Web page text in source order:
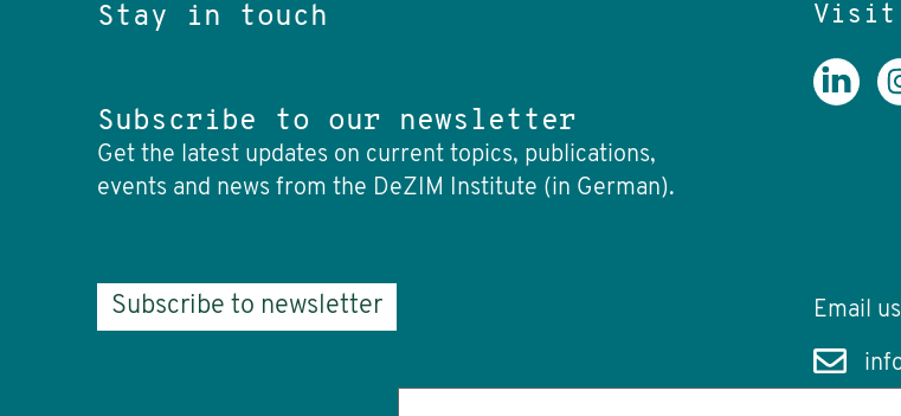
Stay in touch
Subscribe to our newsletter
Get the latest updates on current topics, publications,
events and news from the DeZIM Institute (in German).
Subscribe to newsletter
Visit
Email